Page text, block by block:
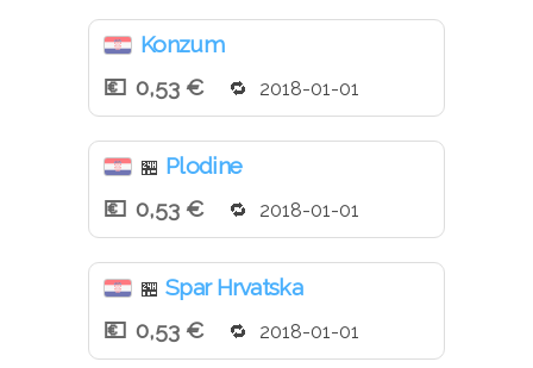
Konzum
0,53 €
2018-01-01
🏪 Plodine
0,53 €
2018-01-01
🏪 Spar Hrvatska
0,53 €
2018-01-01